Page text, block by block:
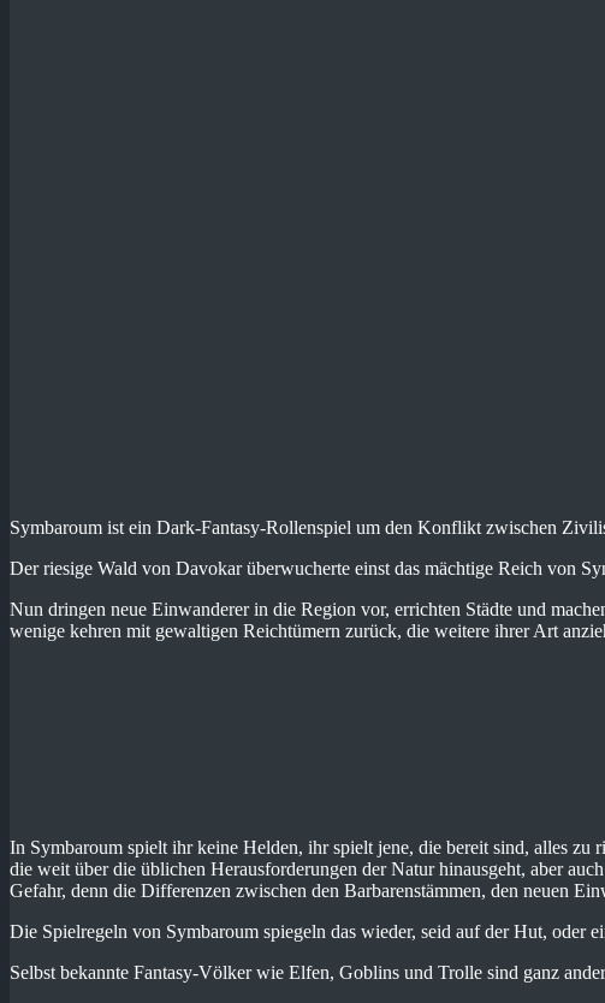
Symbaroum ist ein Dark-Fantasy-Rollenspiel um den Konflikt zwischen
Der riesige Wald von Davokar überwucherte einst das mächtige Reich von
Nun dringen neue Einwanderer in die Region vor, errichten Städte und
wenige kehren mit gewaltigen Reichtümern zurück, die weitere ihrer Art
In Symbaroum spielt ihr keine Helden, ihr spielt jene, die bereit sind, alles zu
die weit über die üblichen Herausforderungen der Natur hinausgeht, aber
Gefahr, denn die Differenzen zwischen den Barbarenstämmen, den neuen
Die Spielregeln von Symbaroum spiegeln das wieder, seid auf der Hut, oder
Selbst bekannte Fantasy-Völker wie Elfen, Goblins und Trolle sind ganz